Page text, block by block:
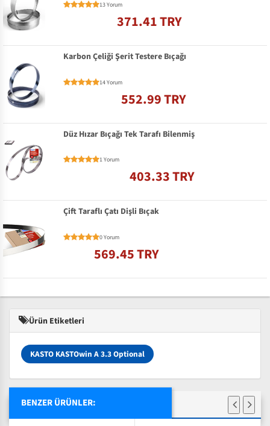
13 Yorum
371.41 TRY
Karbon Çeliği Şerit Testere Bıçağı
14 Yorum
552.99 TRY
Düz Hızar Bıçağı Tek Tarafı Bilenmiş
1 Yorum
403.33 TRY
Çift Taraflı Çatı Dişli Bıçak
0 Yorum
569.45 TRY
Ürün Etiketleri
KASTO KASTOwin A 3.3 Optional
BENZER ÜRÜNLER: